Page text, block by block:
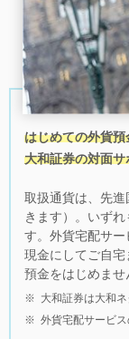
はじめての外貨預
大和証券の対面
取扱通貨は、先
きます）。いず
す。 外貨宅配サ
現金にしてご自
預金をはじめませ
※ 大和証券は大和ネ
※ 外貨宅配サービス